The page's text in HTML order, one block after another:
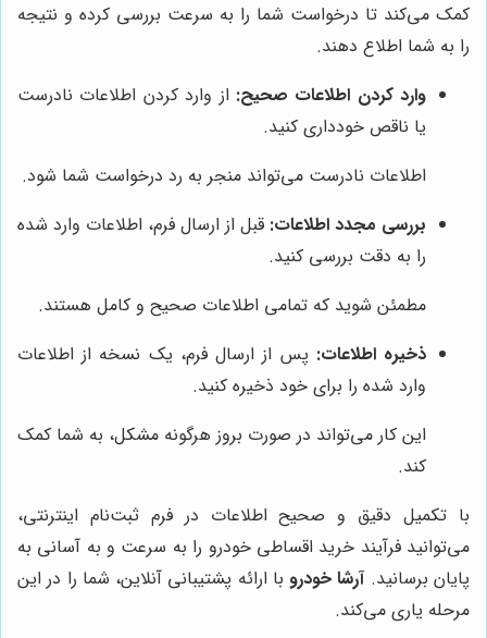
کمک می‌کند تا درخواست شما را به سرعت بررسی کرده و نتیجه
را به شما اطلاع دهند.
وارد کردن اطلاعات صحیح: از وارد کردن اطلاعات نادرست
یا ناقص خودداری کنید.
اطلاعات نادرست می‌تواند منجر به رد درخواست شما شود.
بررسی مجدد اطلاعات: قبل از ارسال فرم، اطلاعات وارد شده
را به دقت بررسی کنید.
مطمئن شوید که تمامی اطلاعات صحیح و کامل هستند.
ذخیره اطلاعات: پس از ارسال فرم، یک نسخه از اطلاعات
وارد شده را برای خود ذخیره کنید.
این کار می‌تواند در صورت بروز هرگونه مشکل، به شما کمک
کند.
با تکمیل دقیق و صحیح اطلاعات در فرم ثبت‌نام اینترنتی،
می‌توانید فرآیند خرید اقساطی خودرو را به سرعت و به آسانی به
پایان برسانید.آرشا خودروبا ارائه پشتیبانی آنلاین، شما را در این
مرحله یاری می‌کند.